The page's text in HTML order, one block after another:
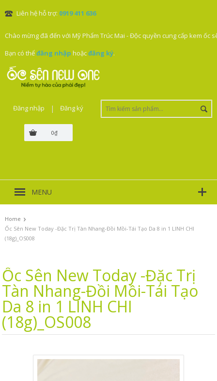
Liên hệ hỗ trợ: 0919 411 636
Chào mừng đã đến với Mỹ Phẩm Trúc Mai - Độc quyền cung cấp kem ốc
Bạn có thểđăng nhập hoặcđăng ký.
0₫
Đăng nhập | Đăng ký
MENU
Home ›
Ốc Sên New Today -Đặc Trị Tàn Nhang-Đồi Mồi-Tái Tạo Da 8 in 1 LINH CHI
(18g)_OS008
Ốc Sên New Today -Đặc Trị
Tàn Nhang-Đồi Mồi-Tái Tạo
Da 8 in 1 LINH CHI
(18g)_OS008